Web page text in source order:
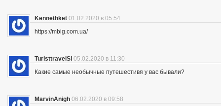
Kennethket 01.02.2020 в 05:54
https://mbig.com.ua/
TuristtravelSl 05.02.2020 в 11:30
Какие самые необычные путешестивя у вас бывали?
MarvinAnigh 06.02.2020 в 09:58